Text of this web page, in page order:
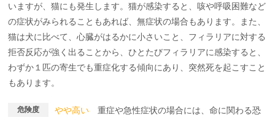
いますが、猫にも発生します。猫が感染すると、咳や呼吸困難など
の症状がみられることもあれば、無症状の場合もあります。また、
猫は犬に比べて、心臓がはるかに小さいこと、フィラリアに対する
拒否反応が強く出ることから、ひとたびフィラリアに感染すると、
わずか１匹の寄生でも重症化する傾向にあり、突然死を起こすこと
もあります。
危険度 やや高い 重症や急性症状の場合には、命に関わる恐